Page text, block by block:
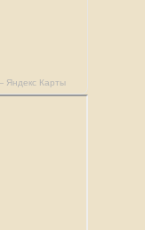
Яндекс Карты